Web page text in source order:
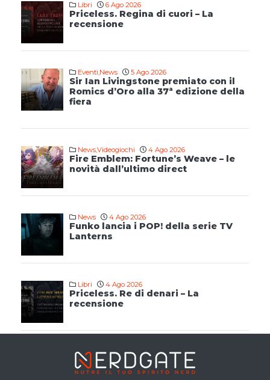
Libri 6 Ago 2026
Priceless. Regina di cuori – La
recensione
Eventi,News 5 Ago 2026
Sir Ian Livingstone premiato con il
Romics d’Oro alla 37ª edizione della
fiera
News,Videogiochi 4 Ago 2026
Fire Emblem: Fortune’s Weave – le
novità dall’ultimo direct
News 4 Ago 2026
Funko lancia i POP! della serie TV
Lanterns
Libri 4 Ago 2026
Priceless. Re di denari – La
recensione